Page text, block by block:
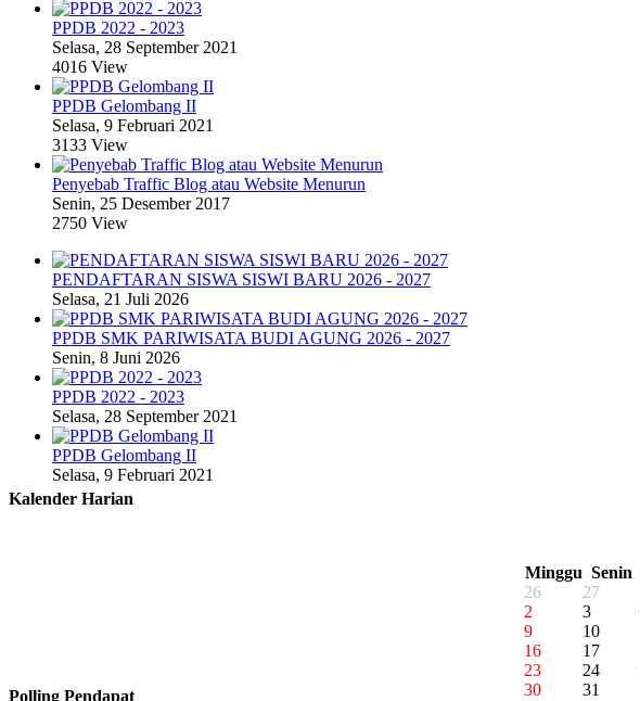
PPDB 2022 - 2023
Selasa, 28 September 2021
4016 View
PPDB Gelombang II
Selasa, 9 Februari 2021
3133 View
Penyebab Traffic Blog atau Website Menurun
Senin, 25 Desember 2017
2750 View
PENDAFTARAN SISWA SISWI BARU 2026 - 2027
Selasa, 21 Juli 2026
PPDB SMK PARIWISATA BUDI AGUNG 2026 - 2027
Senin, 8 Juni 2026
PPDB 2022 - 2023
Selasa, 28 September 2021
PPDB Gelombang II
Selasa, 9 Februari 2021
Kalender Harian
Minggu Senin
26
27
2
3
9
10
16
17
23
24
30
31
Polling Pendapat